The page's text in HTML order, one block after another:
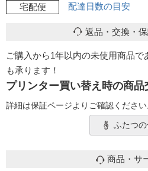
宅配便
配達日数の目安
返品・交換・
ご購入から1年以内の未使用商品で
も承ります！
プリンター買い替え時の商品
詳細は保証ページよりご確認ください
ふたつ
商品・サ